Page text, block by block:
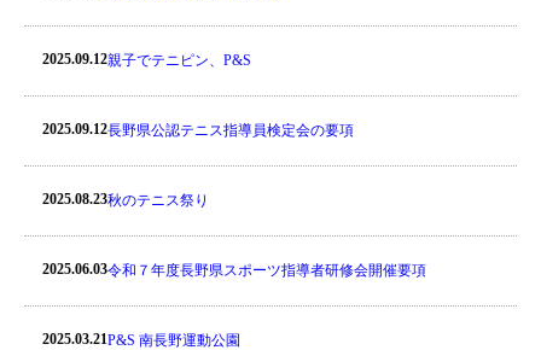
2025.09.12親子でテニピン、P&S
2025.09.12長野県公認テニス指導員検定会の要項
2025.08.23秋のテニス祭り
2025.06.03令和７年度長野県スポーツ指導者研修会開催要項
2025.03.21P&S 南長野運動公園